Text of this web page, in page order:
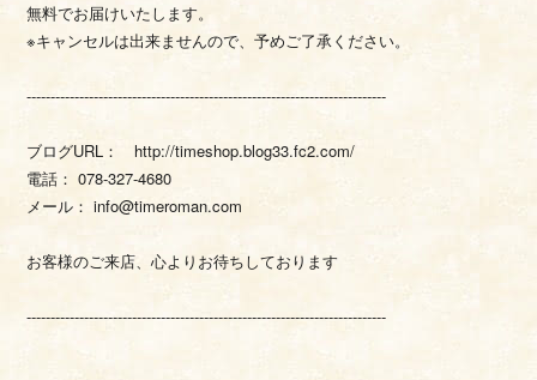
無料でお届けいたします。
※キャンセルは出来ませんので、予めご了承ください。
---------------------------------------------------------------------------
ブログURL： http://timeshop.blog33.fc2.com/
電話： 078-327-4680
メール： info@timeroman.com
お客様のご来店、心よりお待ちしております
---------------------------------------------------------------------------